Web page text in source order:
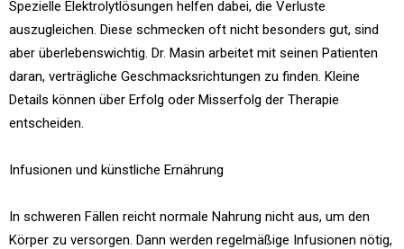
Spezielle Elektrolytlösungen helfen dabei, die Verluste
auszugleichen. Diese schmecken oft nicht besonders gut, sind
aber überlebenswichtig. Dr. Masin arbeitet mit seinen Patienten
daran, verträgliche Geschmacksrichtungen zu finden. Kleine
Details können über Erfolg oder Misserfolg der Therapie
entscheiden.
Infusionen und künstliche Ernährung
In schweren Fällen reicht normale Nahrung nicht aus, um den
Körper zu versorgen. Dann werden regelmäßige Infusionen nötig,